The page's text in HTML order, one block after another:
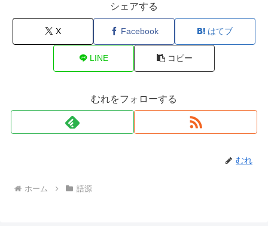
シェアする
X Facebook はてブ
LINE コピー
むれをフォローする
むれ
ホーム 語源